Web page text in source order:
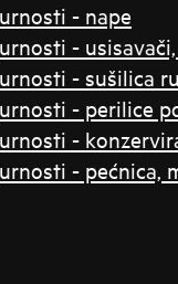
- nape
-
- sušilica
- perilice
-
- pećnica,